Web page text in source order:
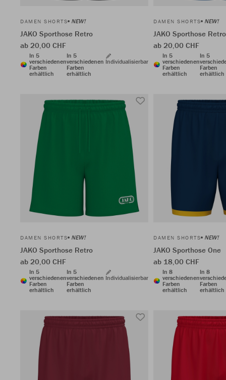
DAMEN SHORTS NEW!
JAKO Sporthose Retro
ab 20,00 CHF
In 5
verschiedenen
Farben
erhältlich
In 5
verschiedenen
Farben
erhältlich
Individualisierbar
DAMEN SHORTS NEW!
JAKO Sporthose Retro
ab 20,00 CHF
In 5
verschiedenen
Farben
erhältlich
In 5
Farben
erhältlich
DAMEN SHORTS NEW!
JAKO Sporthose Retro
ab 20,00 CHF
In 5
verschiedenen
Farben
erhältlich
In 5
verschiedenen
Farben
erhältlich
Individualisierbar
DAMEN SHORTS NEW!
JAKO Sporthose One
ab 18,00 CHF
In 8
verschiedenen
Farben
erhältlich
In 8
Farben
erhältlich